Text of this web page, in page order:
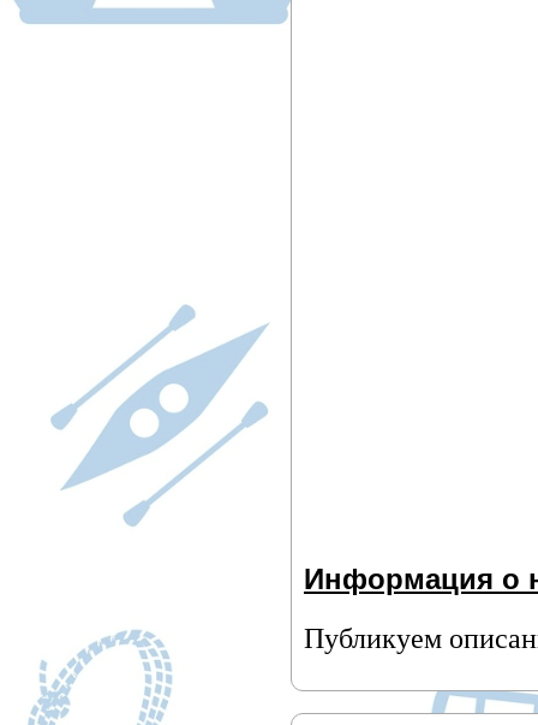
Информация о
Публикуем